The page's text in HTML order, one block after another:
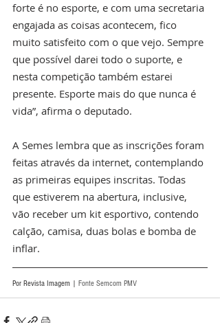
forte é no esporte, e com uma secretaria
engajada as coisas acontecem, fico
muito satisfeito com o que vejo. Sempre
que possível darei todo o suporte, e
nesta competição também estarei
presente. Esporte mais do que nunca é
vida”, afirma o deputado.
A Semes lembra que as inscrições foram
feitas através da internet, contemplando
as primeiras equipes inscritas. Todas
que estiverem na abertura, inclusive,
vão receber um kit esportivo, contendo
calção, camisa, duas bolas e bomba de
inflar.
Por Revista Imagem | Fonte Semcom PMV